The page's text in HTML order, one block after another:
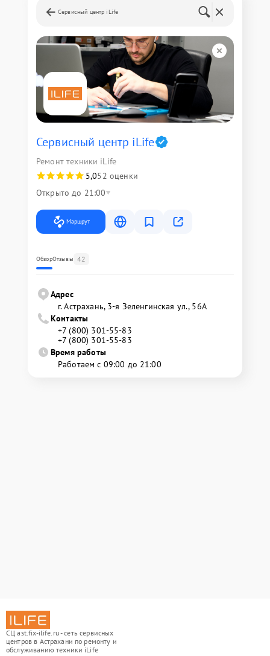
Сервисный центр iLife
Сервисный центр iLife
Ремонт техники iLife
5,052 оценки
Открыто до 21:00
Маршрут
ОбзорОтзывы 42
Адрес
г. Астрахань, 3-я Зеленгинская ул., 56А
Контакты
+7 (800) 301-55-83
+7 (800) 301-55-83
Время работы
Работаем с 09:00 до 21:00
СЦ ast.fix-ilife.ru - сеть сервисных
центров в Астрахани по ремонту и
обслуживанию техники iLife